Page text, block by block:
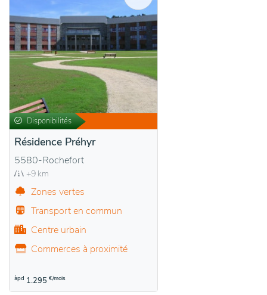
Disponibilités
Résidence Préhyr
5580-Rochefort
+9 km
Zones vertes
Transport en commun
Centre urbain
Commerces à proximité
àpd 1.295 €/mois